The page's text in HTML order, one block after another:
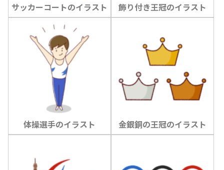
サッカーコートのイラスト 飾り付き王冠のイラスト
体操選手のイラスト 金銀銅の王冠のイラスト